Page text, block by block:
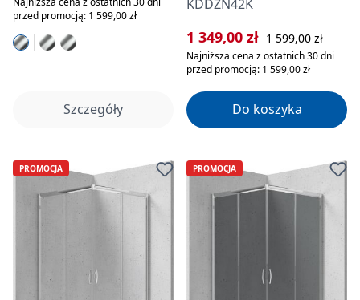
przed promocją: 1 599,00 zł
Szczegóły
KDDZN42K
Cena sprzedaży:
1 349,00 zł Cena regularna:
1 599,00 zł
Najniższa cena z ostatnich 30 dni
przed promocją: 1 599,00 zł
Do koszyka
PROMOCJA PROMOCJA